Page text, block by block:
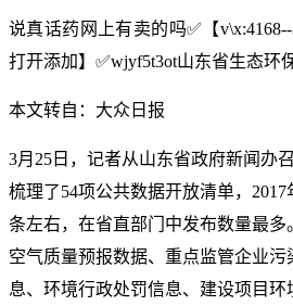
说真话药网上有卖的吗✅【
打开添加】✅wjyf5t3ot山东省生态环
本文转自：大众日报
3月25日，记者从山东省政府新闻办
梳理了54项公共数据开放清单，
条左右，在省直部门中发布数量最
空气质量预报数据、重点监管企业
息、环境行政处罚信息、建设项目环